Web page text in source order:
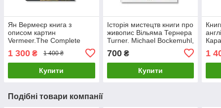
Ян Вермеєр книга з
описом картин
Vermeer.The Complete
Works. Karl Schutz Великі
художники книги про
живопис
1 300 ₴ 1 400 ₴
Купити
Історія мистецтв книги про
живопис Вільяма Тернера
Turner. Michael Bockemuhl,
художника
700₴
Купити
Ed
1
Подібні товари компанії